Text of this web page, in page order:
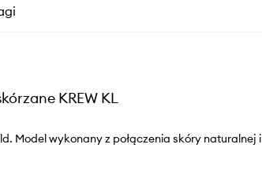
KREW KL
Model wykonany z połączenia skóry naturalnej i